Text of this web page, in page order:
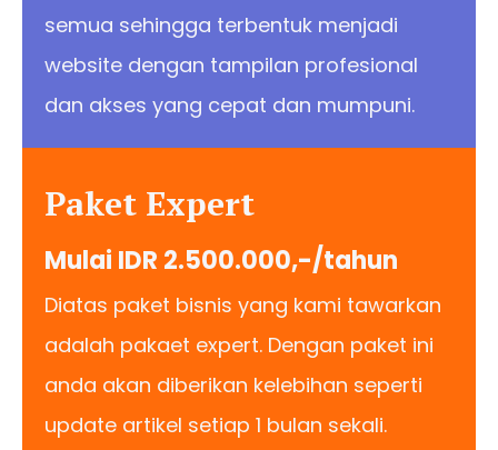
semua sehingga terbentuk menjadi
website dengan tampilan profesional
dan akses yang cepat dan mumpuni.
Paket Expert
Mulai IDR 2.500.000,-/tahun
Diatas paket bisnis yang kami tawarkan
adalah pakaet expert. Dengan paket ini
anda akan diberikan kelebihan seperti
update artikel setiap 1 bulan sekali.